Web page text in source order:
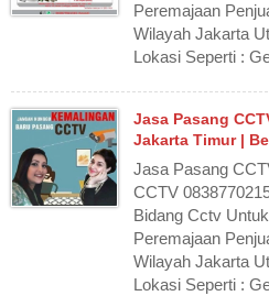
Peremajaan
Wilayah Jakarta
Lokasi Seperti :
Jasa Pasang
Jakarta Timur |
Jasa Pasang
CCTV
Bidang Cctv
Peremajaan
Wilayah Jakarta
Lokasi Seperti :